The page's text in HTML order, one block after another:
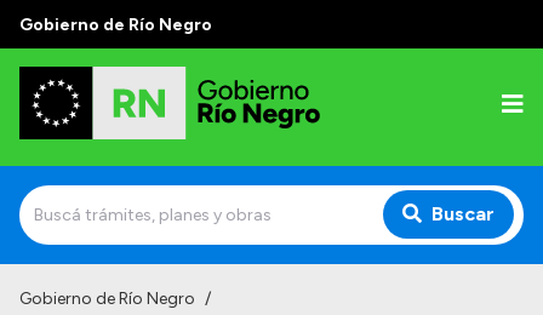
Gobierno de Río Negro
Buscar
Gobierno de Río Negro /